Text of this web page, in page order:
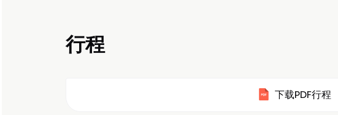
行程
下载PDF行程